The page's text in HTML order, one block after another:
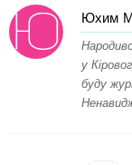
Юхим
у
буду